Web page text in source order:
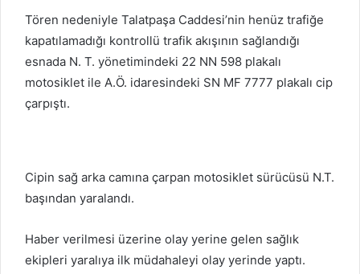
Tören nedeniyle Talatpaşa Caddesi’nin henüz trafiğe
kapatılamadığı kontrollü trafik akışının sağlandığı
esnada N. T. yönetimindeki 22 NN 598 plakalı
motosiklet ile A.Ö. idaresindeki SN MF 7777 plakalı cip
çarpıştı.
Cipin sağ arka camına çarpan motosiklet sürücüsü N.T.
başından yaralandı.
Haber verilmesi üzerine olay yerine gelen sağlık
ekipleri yaralıya ilk müdahaleyi olay yerinde yaptı.